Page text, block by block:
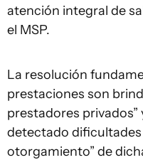
atención integral de
el MSP.
La resolución
prestaciones son
prestadores privados”
detectado
otorgamiento” de